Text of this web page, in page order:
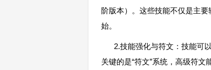
阶版本）。这些技能不仅是主
始。
2.技能强化与符文：技能可
关键的是“符文”系统，高级符